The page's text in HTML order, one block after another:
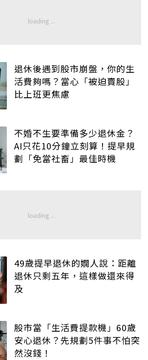
退休後遇到股市崩盤，你的生
活費夠嗎？當心「被迫賣股」
比上班更焦慮
不婚不生要準備多少退休金？
AI只花10分鐘立刻算！提早規
劃「免當社畜」最佳時機
49歲提早退休的嫺人說：距離
退休只剩五年，這樣做還來得
及
股市當「生活費提款機」60歲
安心退休？先規劃5件事不怕突
然沒錢！